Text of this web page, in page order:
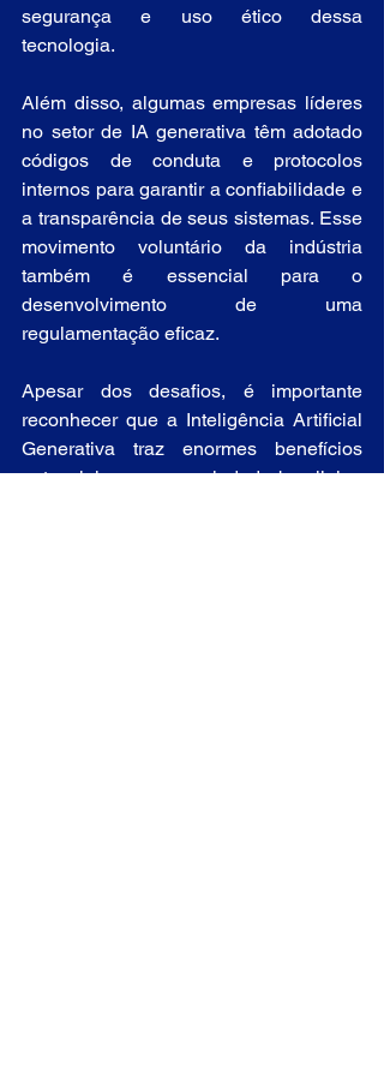
segurança e uso ético dessa
tecnologia.
Além disso, algumas empresas líderes
no setor de IA generativa têm adotado
códigos de conduta e protocolos
internos para garantir a confiabilidade e
a transparência de seus sistemas. Esse
movimento voluntário da indústria
também é essencial para o
desenvolvimento de uma
regulamentação eficaz.
Apesar dos desafios, é importante
reconhecer que a Inteligência Artificial
Generativa traz enormes benefícios
potenciais para a sociedade brasileira.